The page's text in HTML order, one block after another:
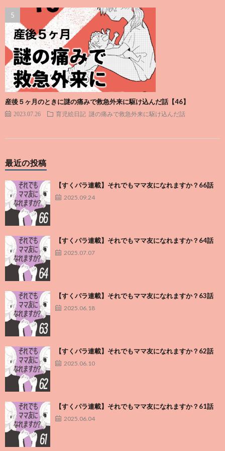
産後５ヶ月のときに謎の痛みで救急外来に駆け込んだ話【46】
2023.07.26 育児絵日記 謎の痛みで救急外来に駆け込んだ話
最近の投稿
【すくパラ連載】それでもママ友になれますか？66話
2025.09.24
【すくパラ連載】それでもママ友になれますか？64話
2025.07.07
【すくパラ連載】それでもママ友になれますか？63話
2025.06.18
【すくパラ連載】それでもママ友になれますか？62話
2025.06.10
【すくパラ連載】それでもママ友になれますか？61話
2025.06.04